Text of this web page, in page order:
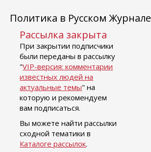
Политика в Русском Журнале
Рассылка закрыта
При закрытии подписчики
были переданы в рассылку
"VIP-версия: комментарии
известных людей на
актуальные темы" на
которую и рекомендуем
вам подписаться.
Вы можете найти рассылки
сходной тематики в
Каталоге рассылок.